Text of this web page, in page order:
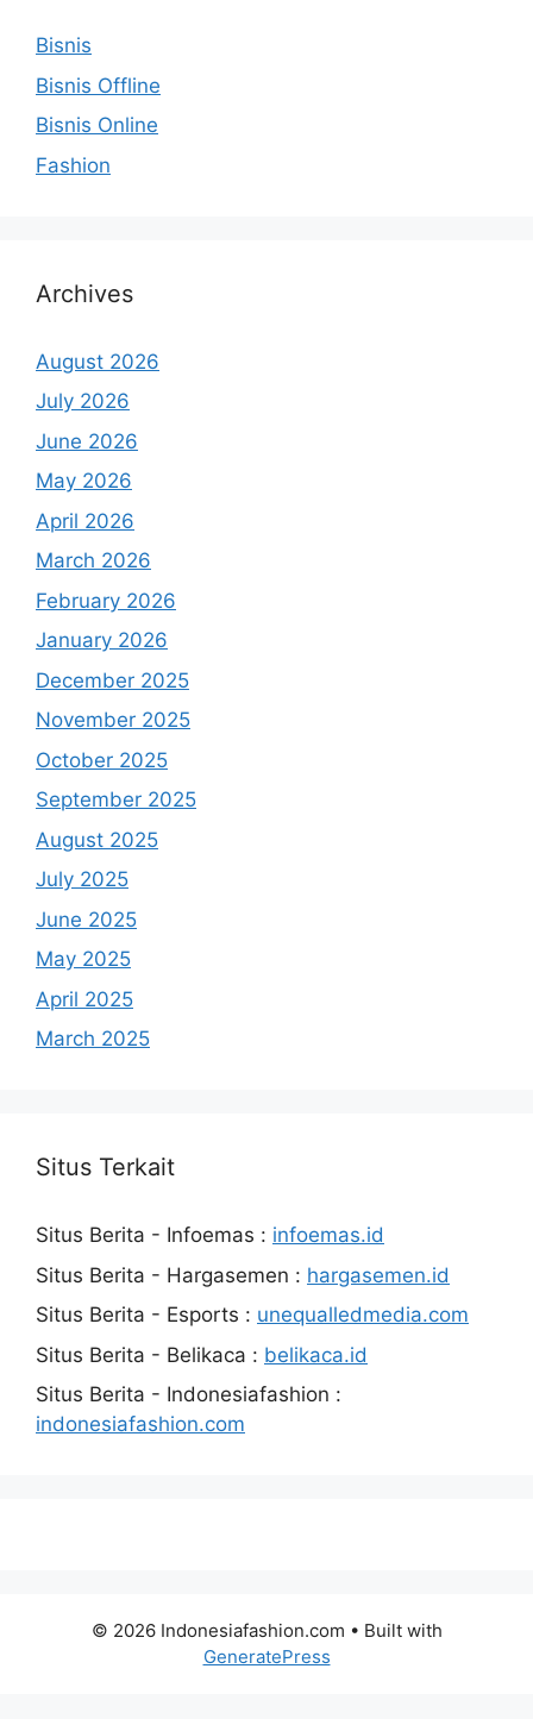
Bisnis
Bisnis Offline
Bisnis Online
Fashion
Archives
August 2026
July 2026
June 2026
May 2026
April 2026
March 2026
February 2026
January 2026
December 2025
November 2025
October 2025
September 2025
August 2025
July 2025
June 2025
May 2025
April 2025
March 2025
Situs Terkait
Situs Berita - Infoemas : infoemas.id
Situs Berita - Hargasemen : hargasemen.id
Situs Berita - Esports : unequalledmedia.com
Situs Berita - Belikaca : belikaca.id
Situs Berita - Indonesiafashion :
indonesiafashion.com
© 2026 Indonesiafashion.com • Built with
GeneratePress